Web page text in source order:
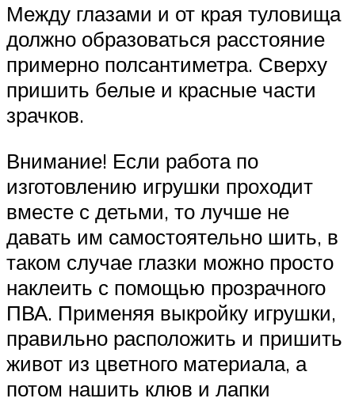
Между глазами и от края туловища
должно образоваться расстояние
примерно полсантиметра. Сверху
пришить белые и красные части
зрачков.
Внимание! Если работа по
изготовлению игрушки проходит
вместе с детьми, то лучше не
давать им самостоятельно шить, в
таком случае глазки можно просто
наклеить с помощью прозрачного
ПВА. Применяя выкройку игрушки,
правильно расположить и пришить
живот из цветного материала, а
потом нашить клюв и лапки